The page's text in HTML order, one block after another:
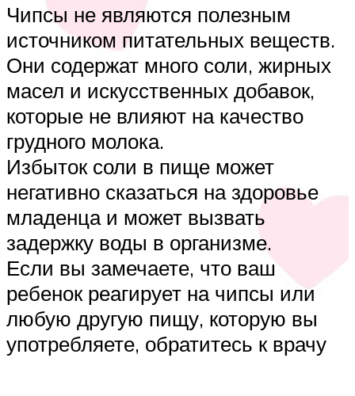
Чипсы не являются полезным
источником питательных веществ.
Они содержат много соли, жирных
масел и искусственных добавок,
которые не влияют на качество
грудного молока.
Избыток соли в пище может
негативно сказаться на здоровье
младенца и может вызвать
задержку воды в организме.
Если вы замечаете, что ваш
ребенок реагирует на чипсы или
любую другую пищу, которую вы
употребляете, обратитесь к врачу